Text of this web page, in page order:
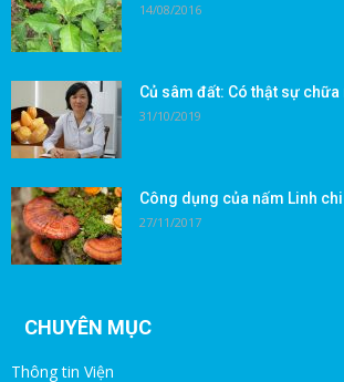
14/08/2016
Củ sâm đất: Có thật sự chữa
31/10/2019
Công dụng của nấm Linh chi
27/11/2017
CHUYÊN MỤC
Thông tin Viện